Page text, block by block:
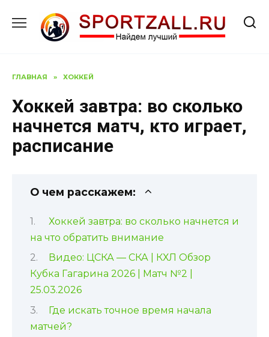
содержанию
ГЛАВНАЯ » ХОККЕЙ
Хоккей завтра: во сколько
начнется матч, кто играет,
расписание
О чем расскажем:
Хоккей завтра: во сколько начнется и
на что обратить внимание
Видео: ЦСКА — СКА | КХЛ Обзор
Кубка Гагарина 2026 | Матч №2 |
25.03.2026
Где искать точное время начала
матчей?